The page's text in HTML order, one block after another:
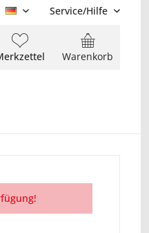
DE Service/Hilfe
Warenkorb